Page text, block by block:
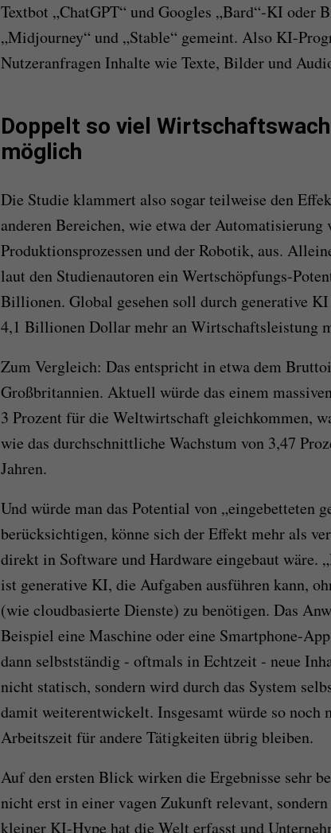
Textbot „ChatGPT“ und Googles „Bard“-KI oder
„Midjourney“ und „Stable“ gemeint. Also KI-
Nutzeranfragen Inhalte wie Texte, Bilderund
Doppelt so viel
möglich
Die Studie klammert also sogar teilweise den
anderen Bereichen, wie etwa der
Produktionsprozessen und der Robotik, aus.
laut den Studienautoren ein Wertschöpfungs-
Billionen. Global gesehen soll durch generative
4,1 Billionen Dollar mehr an Wirtschaftsleistung
Zum Vergleich: Das entspricht in etwa dem
Großbritannien. Aktuell würde das einem
3 Prozent für die Weltwirtschaft gleichkommen,
wie das durchschnittliche Wachstum von 3,47
Jahren.
Und würde man das Potential von „eingebetteten
berücksichtigen, könne sich der Effekt mehr als
direkt in Software und Hardware eingebaut wäre.
ist generative KI, die Aufgaben ausführen kann,
(wie cloudbasierte Dienste) zu benötigen. Das
Beispiel eine Maschine oder eine Smartphone-
dann selbstständig - oftmals in Echtzeit - neue
nicht statisch, sondern wird durch das System
damit weiterentwickelt. Insgesamt würde so noch
Arbeitszeit für andere Tätigkeiten übrig bleiben.
Auf den ersten Blick wirken die Ergebnisse sehr
nicht erst in einer vagen Zukunft relevant,
kleiner KI-Hype hat die Welt erfasst und